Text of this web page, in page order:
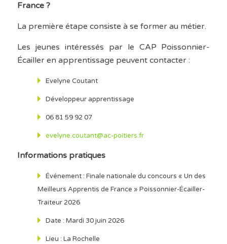
France ?
La première étape consiste à se former au métier.
Les jeunes intéressés par le CAP Poissonnier-
Écailler en apprentissage peuvent contacter :
Evelyne Coutant
Développeur apprentissage
06 81 59 92 07
evelyne.coutant@ac-poitiers.fr
Informations pratiques
Événement : Finale nationale du concours « Un des
Meilleurs Apprentis de France » Poissonnier-Écailler-
Traiteur 2026
Date : Mardi 30 juin 2026
Lieu : La Rochelle